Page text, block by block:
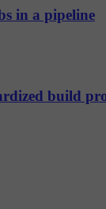
in a pipeline
build